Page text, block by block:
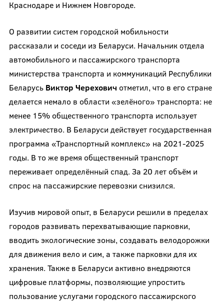
Краснодаре и Нижнем Новгороде.
О развитии систем городской мобильности
рассказали и соседи из Беларуси. Начальник отдела
автомобильного и пассажирского транспорта
министерства транспорта и коммуникаций Республики
Беларусь Виктор Черехович отметил, что в его стране
делается немало в области «зелёного» транспорта: не
менее 15% общественного транспорта использует
электричество. В Беларуси действует государственная
программа «Транспортный комплекс» на 2021-2025
годы. В то же время общественный транспорт
переживает определённый спад. За 20 лет объём и
спрос на пассажирские перевозки снизился.
Изучив мировой опыт, в Беларуси решили в пределах
городов развивать перехватывающие парковки,
вводить экологические зоны, создавать велодорожки
для движения вело и сим, а также парковки для их
хранения. Также в Беларуси активно внедряются
цифровые платформы, позволяющие упростить
пользование услугами городского пассажирского